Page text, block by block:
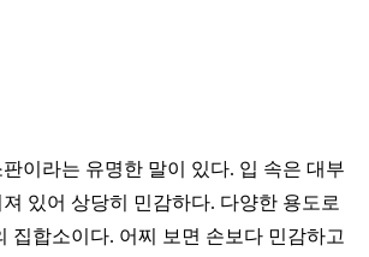
판이라는 유명한 말이 있다. 입 속은 대부
있어 상당히 민감하다. 다양한 용도로
집합소이다. 어찌 보면 손보다 민감하고